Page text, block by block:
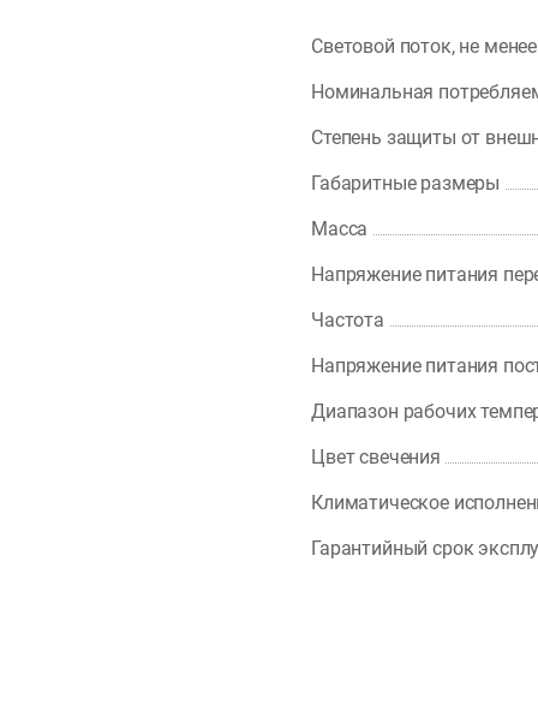
Световой поток, не менее
Номинальная
Степень защиты от
Габаритные размеры
Масса
Напряжение питания
Частота
Напряжение питания
Диапазон рабочих
Цвет свечения
Климатическое
Гарантийный срок